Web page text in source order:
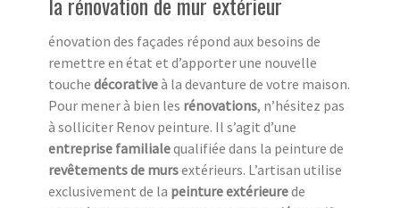
énovation des façades répond aux besoins de
remettre en état et d’apporter une nouvelle
touche décorativeà la devanture de votre maison.
Pour mener à bien les rénovations, n’hésitez pas
à solliciter Renov peinture. Il s’agit d’une
entreprise familialequalifiée dans la peinture de
revêtements de mursextérieurs. L’artisan utilise
exclusivement de la peinture extérieurede